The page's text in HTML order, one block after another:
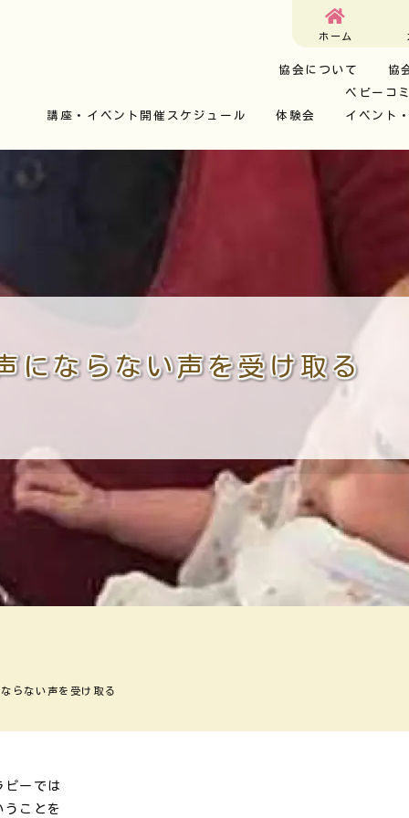
ホーム
協会について 協
ベビーコ
講座・イベント開催スケジュール
体験会 イベント
にならない声を受け取る
らない声を受け取る
ピーでは
ことを